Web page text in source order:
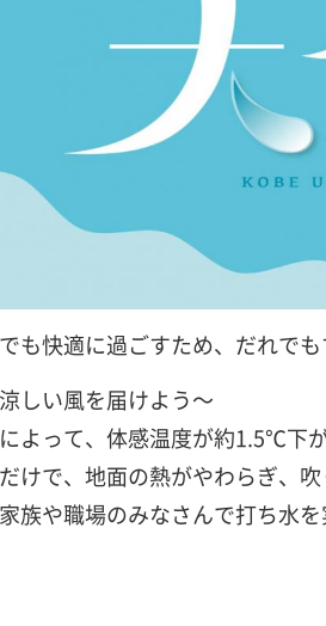
も快適に過ごすため、だれで
しい風を届けよう～
よって、体感温度が約1.5℃下
けで、地面の熱がやわらぎ、吹
族や職場のみなさんで打ち水